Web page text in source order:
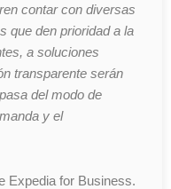
contar con diversas
que den prioridad a la
a soluciones
transparente serán
del modo de
y el
Expedia for Business.